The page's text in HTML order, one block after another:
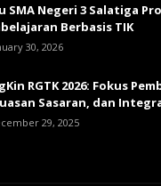
SMA Negeri 3 Salatiga
Berbasis TIK
30, 2026
RGTK 2026: Fokus
Sasaran, dan
29, 2025